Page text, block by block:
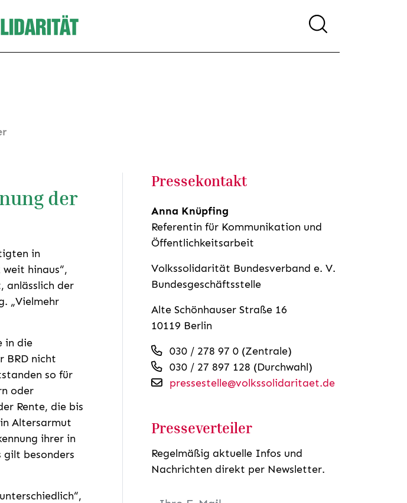
der
in
hinaus“,
anlässlich der
„Vielmehr
in die
BRD nicht
so für
oder
Rente, die bis
Altersarmut
ihrer in
gilt besonders
Pressekontakt
Anna Knüpfing
Referentin für Kommunikation und
Öffentlichkeitsarbeit
Volkssolidarität Bundesverband e. V.
Bundesgeschäftsstelle
Alte Schönhauser Straße 16
10119 Berlin
030 / 278 97 0 (Zentrale)
030 / 27 897 128 (Durchwahl)
pressestelle@volkssolidaritaet.de
Presseverteiler
Regelmäßig aktuelle Infos und
Nachrichten direkt per Newsletter.